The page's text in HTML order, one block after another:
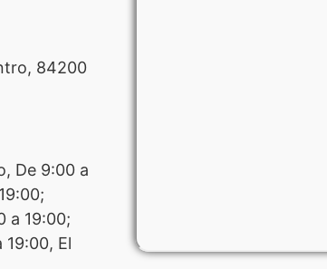
84200
De 9:00 a
a 19:00;
El